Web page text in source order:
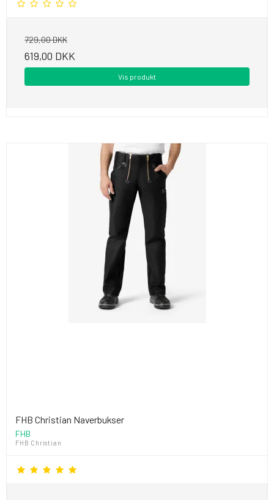
729,00 DKK
619,00 DKK
Vis produkt
FHB Christian Naverbukser
FHB
FHB Christian